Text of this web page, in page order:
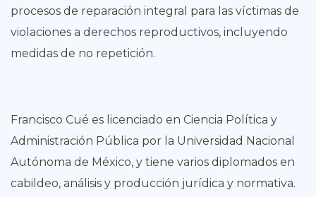
procesos de reparación integral para las víctimas de
violaciones a derechos reproductivos, incluyendo
medidas de no repetición.
Francisco Cué es licenciado en Ciencia Política y
Administración Pública por la Universidad Nacional
Autónoma de México, y tiene varios diplomados en
cabildeo, análisis y producción jurídica y normativa.